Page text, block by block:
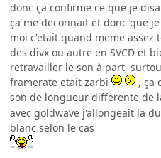
donc ça confirme ce que je
ça me deconnait et donc que
moi c'etait quand meme
des divx ou autre en SVCD et
retravailler le son à part,
framerate etait zarbi
, ça
son de longueur differente de
avec goldwave j'allongeait la
blanc selon le cas